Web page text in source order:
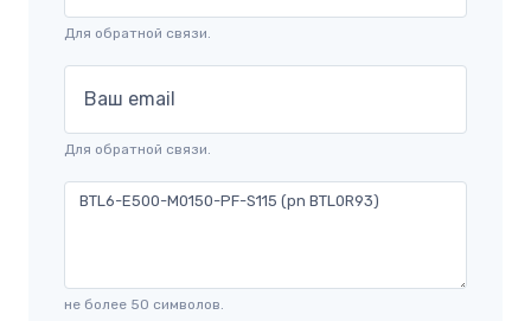
Для обратной связи.
Ваш email
Для обратной связи.
не более 50 символов.